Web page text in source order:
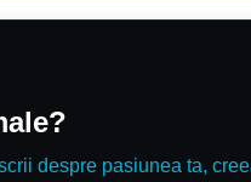
despre pasiunea ta,